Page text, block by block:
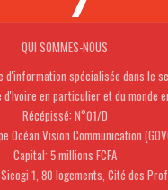
QUI SOMMES-NOUS
spécialisée dans le
d'Ivoire en particulier et du monde
Récépissé: N°01/D
Océan Vision Communication
Capital: 5 millions FCFA
1, 80 logements, Cité des